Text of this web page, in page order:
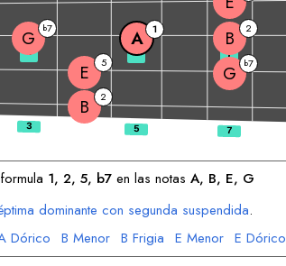
B 2
E 5 G b7
G b7 A 1 B 2
3 5 7
1, 2, 5, b7en las notas A, B, E, G
dominante con segunda suspendida.
Dórico B Menor B Frigia E Menor E Dórico
G Mixolidia